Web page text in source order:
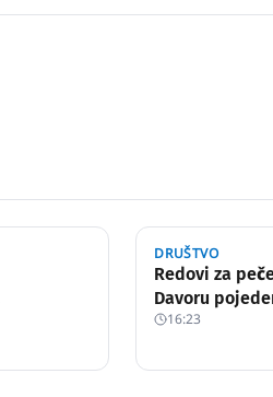
DRUŠTVO
Redovi za
Davoru
16:23